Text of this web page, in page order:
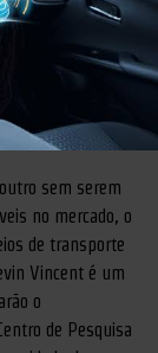
sem serem
no mercado, o
de transporte
Vincent é um
o
de Pesquisa